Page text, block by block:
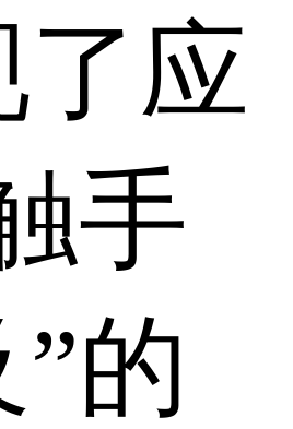
了应
手
的